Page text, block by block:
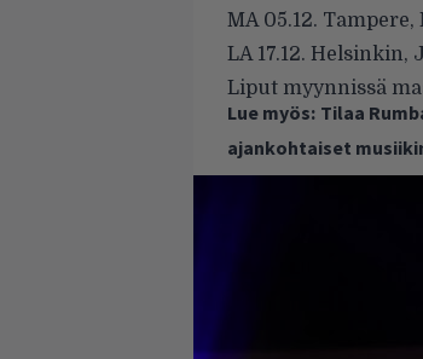
MA 05.12.
LA 17.12. Helsinkin,
Liput myynnissä
Lue myös: Tilaa
ajankohtaiset